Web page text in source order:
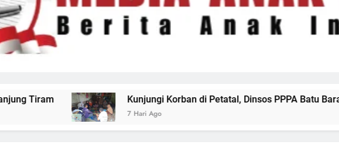
Kunjungi Korban di Petatal, Dinsos PPPA Batu Bara Siapkan Pendampingan